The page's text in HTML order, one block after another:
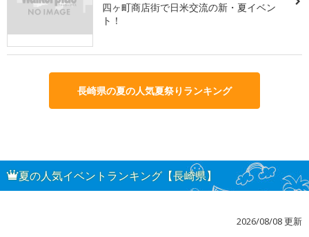
四ヶ町商店街で日米交流の新・夏イベン
ト！
長崎県の夏の人気夏祭りランキング
夏の人気イベントランキング【長崎県】
2026/08/08 更新